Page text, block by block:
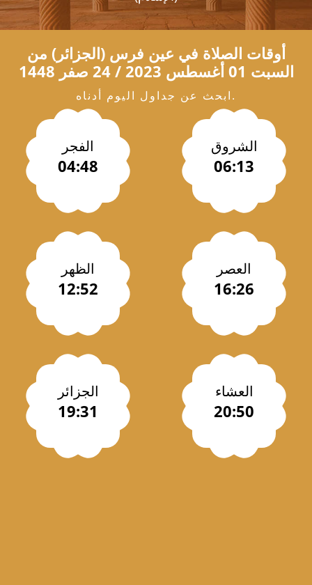
أوقات الصلاة في عين فرس (الجزائر) من
السبت 01 أغسطس 2023 / 24 صفر 1448
ابحث عن جداول اليوم أدناه.
الفجر
04:48
الشروق
06:13
الظهر
12:52
العصر
16:26
الجزائر
19:31
العشاء
20:50